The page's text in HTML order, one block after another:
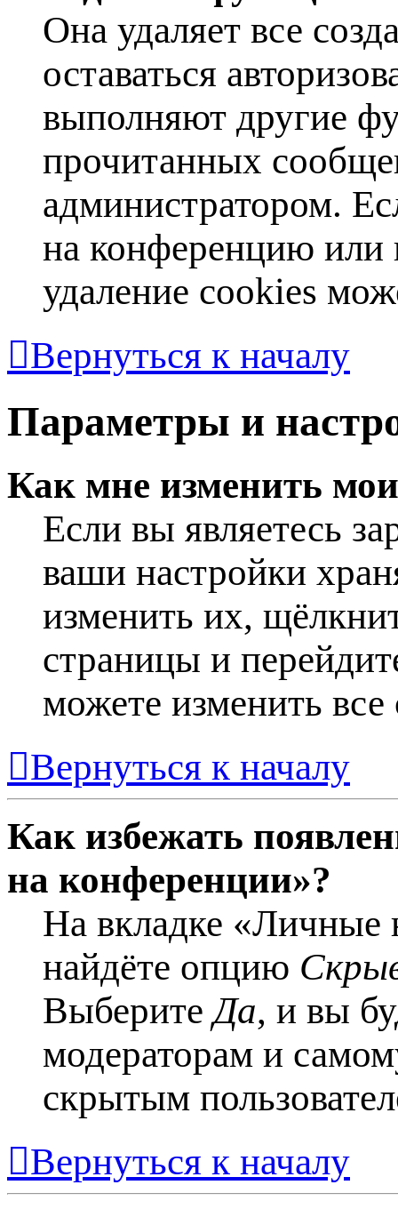
Она удаляет все
оставаться
выполняют другие
прочитанных
администратором.
на конференцию или
удаление cookies
Вернуться к началу
Параметры и
Как мне изменить
Если вы являетесь
ваши настройки
изменить их,
страницы и
можете изменить
Вернуться к началу
Как избежать
на конференции»?
На вкладке «Личные
найдёте опцию
ВыберитеДа, и вы
модераторам и
скрытым
Вернуться к началу